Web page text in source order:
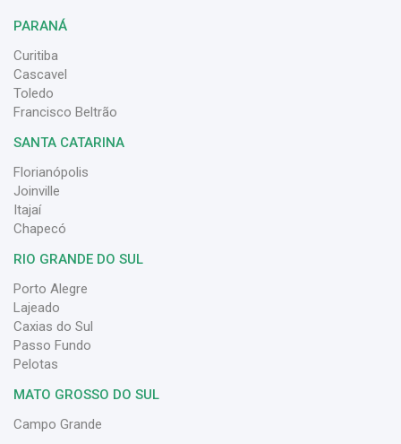
PARANÁ
Curitiba
Cascavel
Toledo
Francisco Beltrão
SANTA CATARINA
Florianópolis
Joinville
Itajaí
Chapecó
RIO GRANDE DO SUL
Porto Alegre
Lajeado
Caxias do Sul
Passo Fundo
Pelotas
MATO GROSSO DO SUL
Campo Grande